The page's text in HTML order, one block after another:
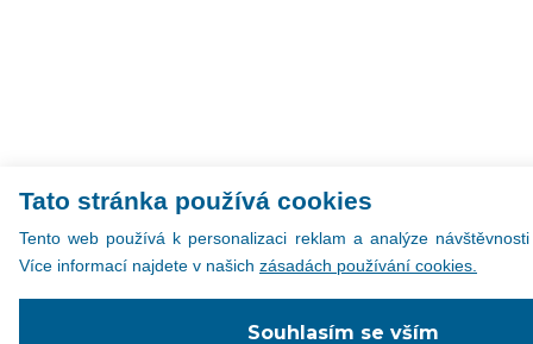
Tato stránka používá cookies
Tento web používá k personalizaci reklam a analýze
Více informací najdete v našich zásadách používání cookies.
Souhlasím se vším